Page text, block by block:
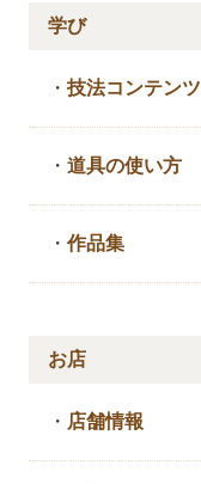
学び
・技法コンテンツ
・道具の使い方
・作品集
お店
・ 店舗情報